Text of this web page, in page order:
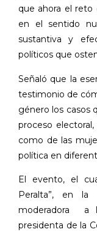
que ahora el reto
en el sentido
sustantiva y
políticos que
Señaló que la
testimonio de
género los casos
proceso
como de las
política en
El evento, el
Peralta”, en la
moderadora
a
presidenta de la